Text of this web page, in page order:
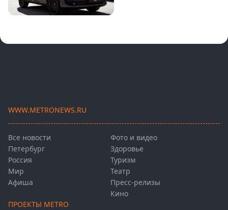
WWW.METRONEWS.RU
Все новости
Петербург
Россия
Мир
Афиша
Фото и видео
Здоровье
Туризм
Театр
Пресс-релизы
Кино
ПРОЕКТЫ METRO